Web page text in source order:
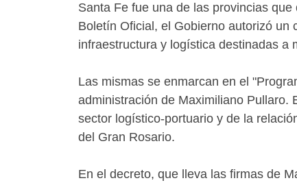
Santa Fe fue una de las provincias
Boletín Oficial, el Gobierno autorizó un
infraestructura y logística destinadas a
Las mismas se enmarcan en el
administración de Maximiliano Pullaro.
sector logístico-portuario y de la
del Gran Rosario.
En el decreto, que lleva las firmas de